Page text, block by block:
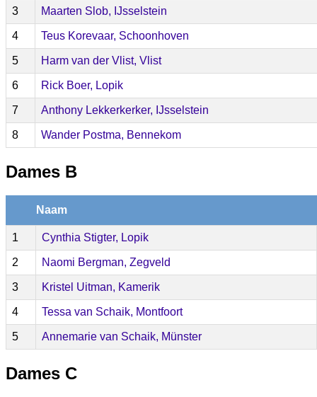
3 Maarten Slob, IJsselstein
4 Teus Korevaar, Schoonhoven
5 Harm van der Vlist, Vlist
6 Rick Boer, Lopik
7 Anthony Lekkerkerker, IJsselstein
8 Wander Postma, Bennekom
Dames B
Naam
1 Cynthia Stigter, Lopik
2 Naomi Bergman, Zegveld
3 Kristel Uitman, Kamerik
4 Tessa van Schaik, Montfoort
5 Annemarie van Schaik, Münster
Dames C